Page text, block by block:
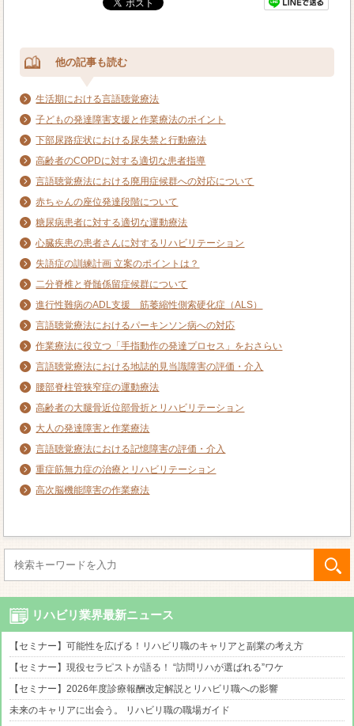
他の記事も読む
生活期における言語聴覚療法
子どもの発達障害支援と作業療法のポイント
下部尿路症状における尿失禁と行動療法
高齢者のCOPDに対する適切な患者指導
言語聴覚療法における廃用症候群への対応について
赤ちゃんの座位発達段階について
糖尿病患者に対する適切な運動療法
心臓疾患の患者さんに対するリハビリテーション
失語症の訓練計画 立案のポイントは？
二分脊椎と脊髄係留症候群について
進行性難病のADL支援 筋萎縮性側索硬化症（ALS）
言語聴覚療法におけるパーキンソン病への対応
作業療法に役立つ「手指動作の発達プロセス」をおさらい
言語聴覚療法における地誌的見当識障害の評価・介入
腰部脊柱管狭窄症の運動療法
高齢者の大腿骨近位部骨折とリハビリテーション
大人の発達障害と作業療法
言語聴覚療法における記憶障害の評価・介入
重症筋無力症の治療とリハビリテーション
高次脳機能障害の作業療法
リハビリ業界最新ニュース
【セミナー】可能性を広げる！リハビリ職のキャリアと副業の考え方
【セミナー】現役セラピストが語る！ “訪問リハが選ばれる”ワケ
【セミナー】2026年度診療報酬改定解説とリハビリ職への影響
未来のキャリアに出会う。 リハビリ職の職場ガイド